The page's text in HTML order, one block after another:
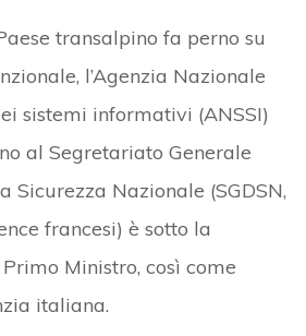
transalpino fa perno su
l’Agenzia Nazionale
sistemi informativi (ANSSI)
al Segretariato Generale
Sicurezza Nazionale (SGDSN,
francesi) è sotto la
Ministro, così come
italiana.